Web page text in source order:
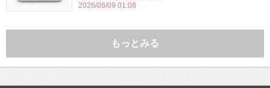
2026/06/09 01:08
もっとみる